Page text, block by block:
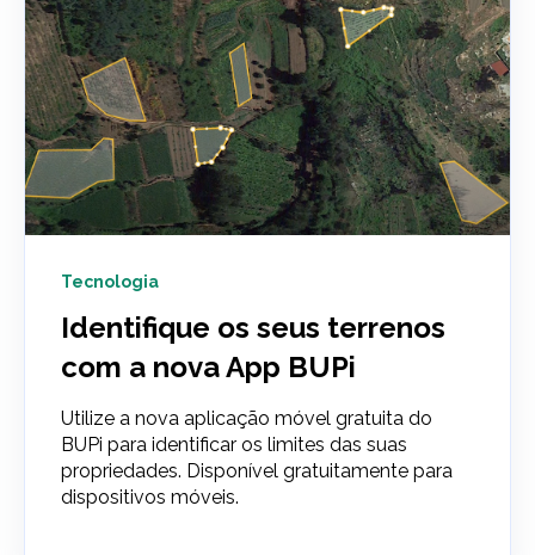
Tecnologia
Identifique os seus terrenos
com a nova App BUPi
Utilize a nova aplicação móvel gratuita do
BUPi para identificar os limites das suas
propriedades. Disponível gratuitamente para
dispositivos móveis.